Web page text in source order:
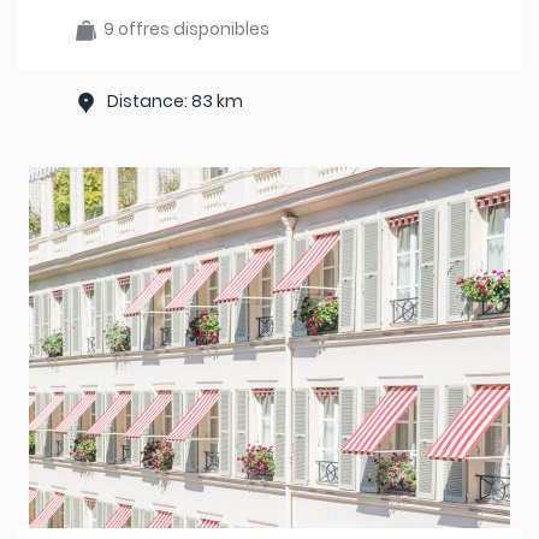
9 offres disponibles
Distance: 83 km